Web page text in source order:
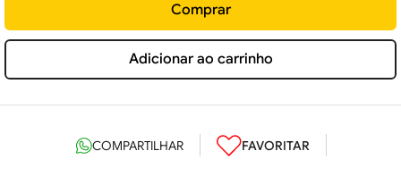
Adicionar ao carrinho
Comprar